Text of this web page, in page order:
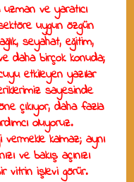
ve yaratıcı
uygun özgün
seyahat, eğitim,
daha birçok konuda;
etkileyen yazılar
sayesinde
çıkıyor, daha fazla
oluyoruz.
kalmaz; aynı
ve bakış açınızı
vitrin işlevi görür.